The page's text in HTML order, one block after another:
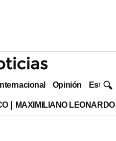
Internacional Opinión Estilo
MAXIMILIANO